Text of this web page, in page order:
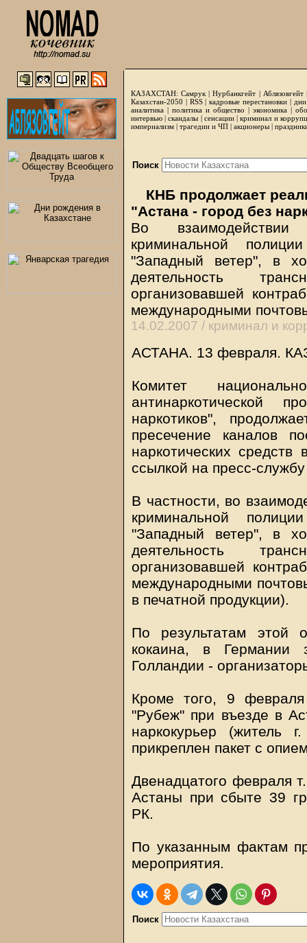
КАЗАХСТАН: Самрук |Нурбанкгейт | Аблязовгейт
Казахстан-2050 | RSS|кадровые перестановки|
аналитика | политика и общество | экономика |
интервью |скандалы | сенсации|криминал и
империализм | трагедии и ЧП | акционеры |
Поиск
КНБ продолжает
"Астана - город без
Во
криминальной
"Западный ветер", в
деятельность
организовавшей
международными
14.02.2007 / криминал и
АСТАНА. 13 февраля.
Комитет
антинаркотической
наркотиков",
пресечение каналов
наркотических
ссылкой на пресс-
В частности, во
криминальной
"Западный ветер", в
деятельность
организовавшей
международными
в печатной продукции).
По результатам этой
кокаина, в
Голландии -
Кроме того, 9
"Рубеж" при въезде в
наркокурьер (житель
прикреплен пакет с
Двенадцатого февраля
Астаны при сбыте 39
РК.
По указанным фактам
мероприятия.
Поиск